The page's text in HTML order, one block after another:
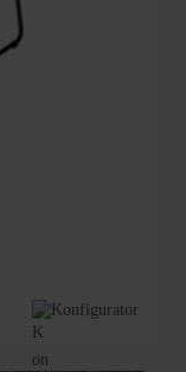
Konfigurator